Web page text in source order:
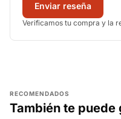
Enviar reseña
Verificamos tu compra y la
RECOMENDADOS
También te puede
AGREGAR